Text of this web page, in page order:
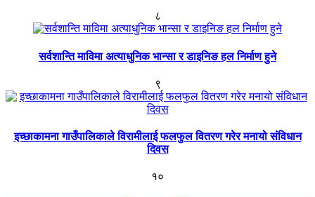
८
सर्वशान्ति माविमा अत्याधुनिक भान्सा र डाइनिङ हल निर्माण हुने
९
इच्छाकामना गाउँपालिकाले विरामीलाई फलफुल वितरण गरेर मनायो संविधान
दिवस
१०